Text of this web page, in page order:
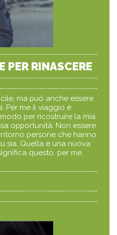
PER RINASCERE
ma può anche essere
Per me il viaggio è
per ricostruire la mia
opportunità. Non essere
persone che hanno
sia. Quella è una nuova
questo, per me,